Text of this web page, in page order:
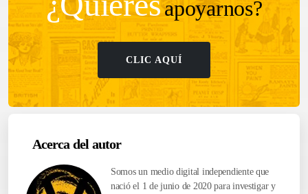
apoyarnos?
CLIC AQUÍ
Acerca del autor
Somos un medio digital independiente que
nació el 1 de junio de 2020 para investigar y